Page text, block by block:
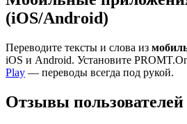
(iOS/Android)
Переводите тексты и слова из
iOS и Android. Установите
Play — переводы всегда под рукой.
Отзывы пользователей